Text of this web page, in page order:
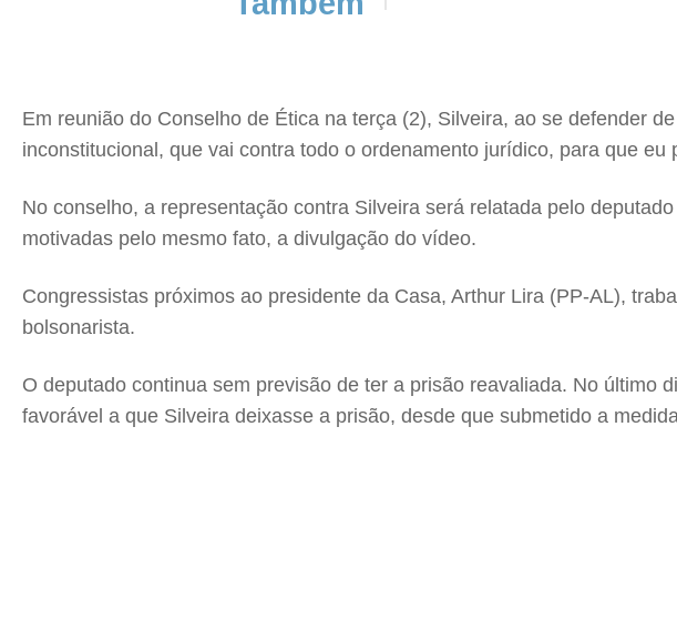
Em reunião do Conselho de Ética na terça (2), Silveira, ao se defender
inconstitucional, que vai contra todo o ordenamento jurídico, para que
No conselho, a representação contra Silveira será relatada pelo
motivadas pelo mesmo fato, a divulgação do vídeo.
Congressistas próximos ao presidente da Casa, Arthur Lira (PP-AL),
bolsonarista.
O deputado continua sem previsão de ter a prisão reavaliada. No último
favorável a que Silveira deixasse a prisão, desde que submetido a